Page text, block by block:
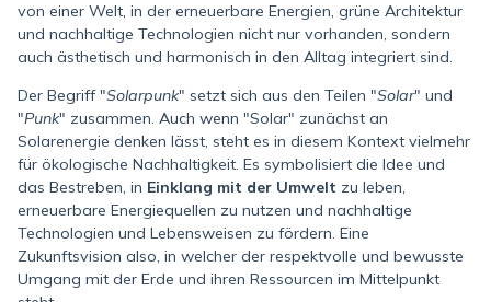
von einer Welt, in der erneuerbare Energien, grüne Architektur
und nachhaltige Technologien nicht nur vorhanden, sondern
auch ästhetisch und harmonisch in den Alltag integriert sind.
Der Begriff "Solarpunk" setzt sich aus den Teilen "Solar" und
"Punk" zusammen. Auch wenn "Solar" zunächst an
Solarenergie denken lässt, steht es in diesem Kontext vielmehr
für ökologische Nachhaltigkeit. Es symbolisiert die Idee und
das Bestreben, in Einklang mit der Umwelt zu leben,
erneuerbare Energiequellen zu nutzen und nachhaltige
Technologien und Lebensweisen zu fördern. Eine
Zukunftsvision also, in welcher der respektvolle und bewusste
Umgang mit der Erde und ihren Ressourcen im Mittelpunkt